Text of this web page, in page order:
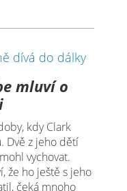
mluví o
kdy Clark
Dvě z jeho dětí
vychovat.
že ho ještě s jeho
čeká mnoho